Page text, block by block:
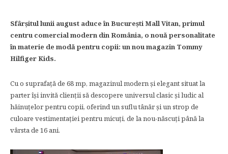
Sfârșitul lunii august aduce în București Mall Vitan, primul
centru comercial modern din România, o nouă personalitate
în materie de modă pentru copii: un nou magazin Tommy
Hilfiger Kids.
Cu o suprafață de 68 mp, magazinul modern și elegant situat la
parter își invită clienţii să descopere universul clasic și ludic al
hăinuțelor pentru copii, oferind un suflu tânăr și un strop de
culoare vestimentației pentru micuți, de la nou-născuți până la
vârsta de 16 ani.